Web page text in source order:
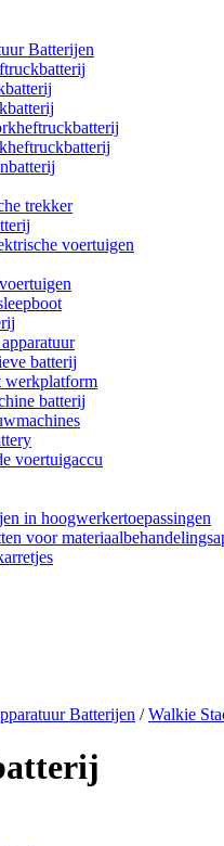
Batterijen
trekker
voertuigen
batterij
werkplatform
batterij
voertuigaccu
in hoogwerkertoepassingen
voor
Batterijen /Walkie